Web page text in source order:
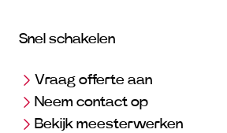
Snel schakelen
Vraag offerte aan
Neem contact op
Bekijk meesterwerken